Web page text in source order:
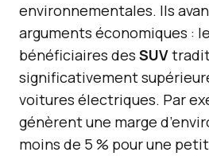
environnementales. Ils
arguments économiques :
bénéficiaires des SUV
significativement
voitures électriques. Par
génèrent une marge
moins de 5 % pour une